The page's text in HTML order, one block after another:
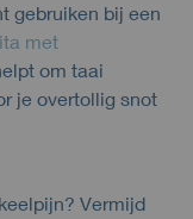
gebruiken bij een
met
om taai
je overtollig snot
Vermijd